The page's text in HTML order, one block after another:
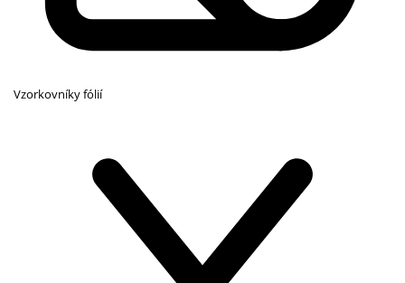
Vzorkovníky fólií